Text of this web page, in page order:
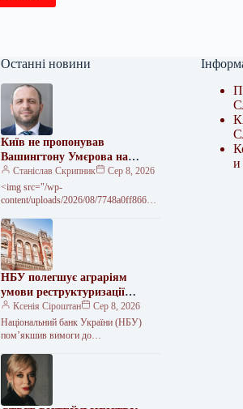
Останні новини
Київ не пропонував
Вашингтону Умєрова на
посаду посла – джерело
Станіслав Скрипник
Сер 8, 2026
<img src="/wp-
content/uploads/2026/08/7748a0ff86661
передавав звернень до США щодо
кандидатури Умєрова на посаду посла
НБУ полегшує аграріям
умови реструктуризації
кредитів
Ксенія Сіроштан
Сер 8, 2026
Національний банк України (НБУ)
пом’якшив вимоги до
та врахування аграрної продукції як
застави. Регулятор дозволив банкам…
и